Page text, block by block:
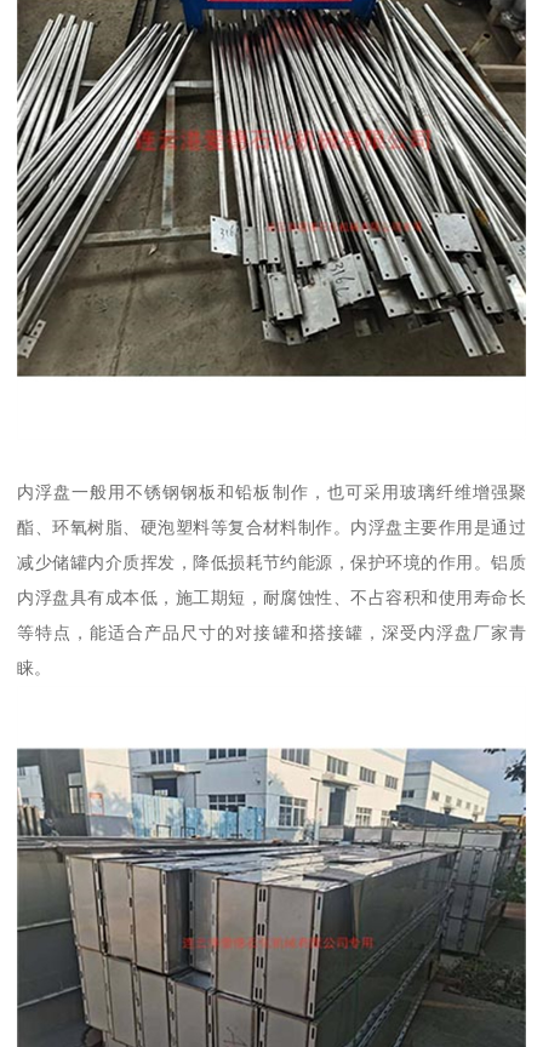
内浮盘一般用不锈钢钢板和铅板制作，也可采用玻璃纤维增强聚
酯、环氧树脂、硬泡塑料等复合材料制作。内浮盘主要作用是通过
减少储罐内介质挥发，降低损耗节约能源，保护环境的作用。铝质
内浮盘具有成本低，施工期短，耐腐蚀性、不占容积和使用寿命长
等特点，能适合产品尺寸的对接罐和搭接罐，深受内浮盘厂家青
睐。